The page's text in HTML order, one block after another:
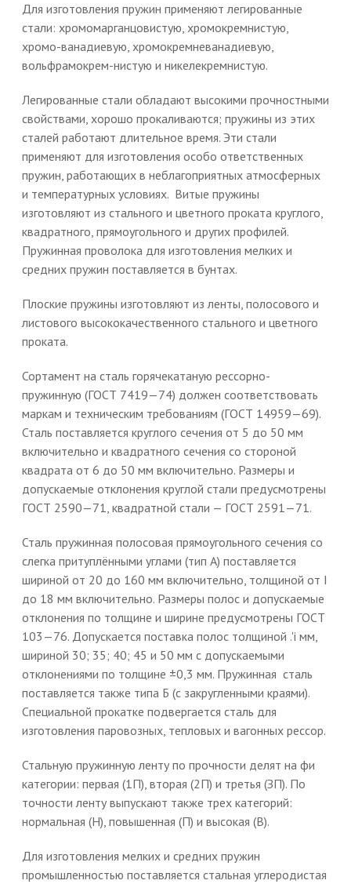
Для изготовления пружин применяют легированные
стали: хромомарганцовистую, хромокремнистую,
хромо-ванадиевую, хромокремневанадиевую,
вольфрамокрем-нистую и никелекремнистую.
Легированные стали обладают высокими прочностными
свойствами, хорошо прокаливаются; пружины из этих
сталей работают длительное время. Эти стали
применяют для изготовления особо ответственных
пружин, работающих в неблагоприятных атмосферных
и температурных условиях. Витые пружины
изготовляют из стального и цветного проката круглого,
квадратного, прямоугольного и других профилей.
Пружинная проволока для изготовления мелких и
средних пружин поставляется в бунтах.
Плоские пружины изготовляют из ленты, полосового и
листового высококачественного стального и цветного
проката.
Сортамент на сталь горячекатаную рессорно-
пружинную (ГОСТ 7419—74) должен соответствовать
маркам и техническим требованиям (ГОСТ 14959—69).
Сталь поставляется круглого сечения от 5 до 50 мм
включительно и квадратного сечения со стороной
квадрата от 6 до 50 мм включительно. Размеры и
допускаемые отклонения круглой стали предусмотрены
ГОСТ 2590—71, квадратной стали — ГОСТ 2591—71.
Сталь пружинная полосовая прямоугольного сечения со
слегка притуплёнными углами (тип А) поставляется
шириной от 20 до 160 мм включительно, толщиной от I
до 18 мм включительно. Размеры полос и допускаемые
отклонения по толщине и ширине предусмотрены ГОСТ
103—76. Допускается поставка полос толщиной .'і мм,
шириной 30; 35; 40; 45 и 50 мм с допускаемыми
отклонениями по толщине ±0,3 мм. Пружинная сталь
поставляется также типа Б (с закругленными краями).
Специальной прокатке подвергается сталь для
изготовления паровозных, тепловых и вагонных рессор.
Стальную пружинную ленту по прочности делят на фи
категории: первая (1П), вторая (2П) и третья (ЗП). По
точности ленту выпускают также трех категорий:
нормальная (Н), повышенная (П) и высокая (В).
Для изготовления мелких и средних пружин
промышленностью поставляется стальная углеродистая